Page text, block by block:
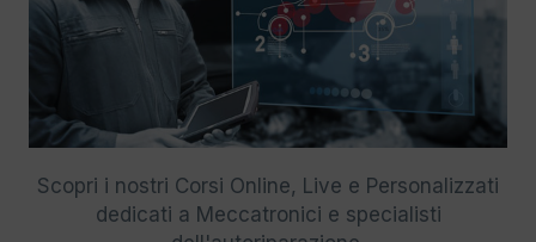
Scopri i nostri Corsi Online, Live e Personalizzati
dedicati a Meccatronici e specialisti